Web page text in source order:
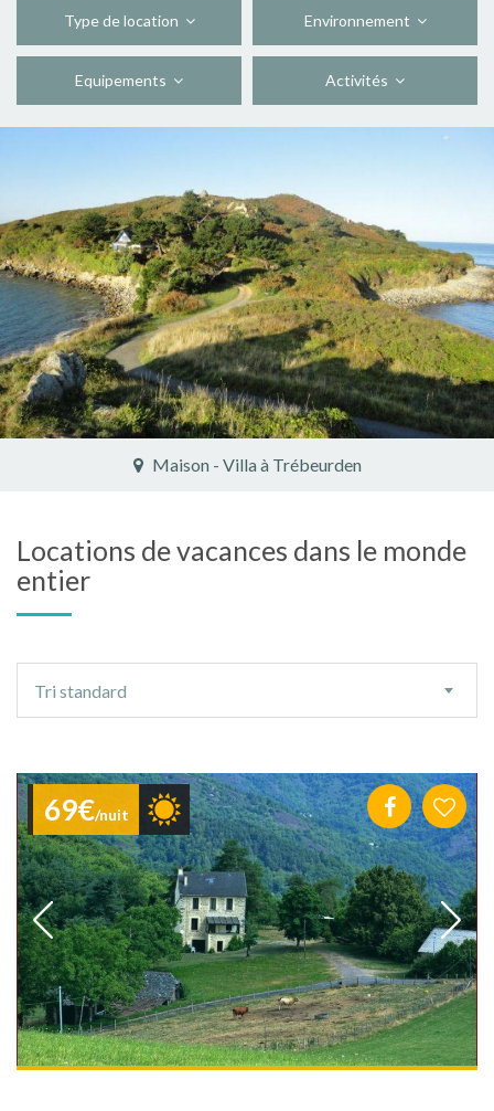
Type de location Environnement
Equipements Activités
Gîte à Siaugues-Sainte-Marie
Locations de vacances dans le monde
entier
tri
Tri standard
69€/nuit